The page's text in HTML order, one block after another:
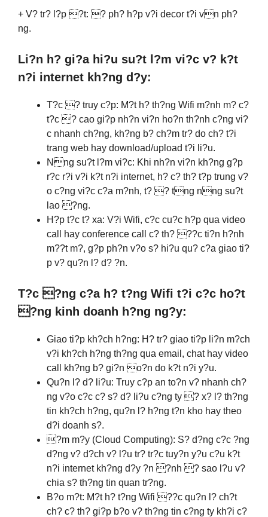
+ V? tr? l?p ?t: ? ph? h?p v?i decor t?i vn ph?
ng.
Li?n h? gi?a hi?u su?t l?m vi?c v? k?t
n?i internet kh?ng d?y:
T?c ? truy c?p: M?t h? th?ng Wifi m?nh m? c?
t?c ? cao gi?p nh?n vi?n ho?n th?nh c?ng vi?
c nhanh ch?ng, kh?ng b? ch?m tr? do ch? t?i
trang web hay download/upload t?i li?u.
Nng su?t l?m vi?c: Khi nh?n vi?n kh?ng g?p
r?c r?i v?i k?t n?i internet, h? c? th? t?p trung v?
o c?ng vi?c c?a m?nh, t? ? tng nng su?t
lao ?ng.
H?p t?c t? xa: V?i Wifi, c?c cu?c h?p qua video
call hay conference call c? th? ??c ti?n h?nh
m??t m?, g?p ph?n v?o s? hi?u qu? c?a giao ti?
p v? qu?n l? d? ?n.
T?c ?ng c?a h? t?ng Wifi t?i c?c ho?t
?ng kinh doanh h?ng ng?y:
Giao ti?p kh?ch h?ng: H? tr? giao ti?p li?n m?ch
v?i kh?ch h?ng th?ng qua email, chat hay video
call kh?ng b? gi?n o?n do k?t n?i y?u.
Qu?n l? d? li?u: Truy c?p an to?n v? nhanh ch?
ng v?o c?c c? s? d? li?u c?ng ty ? x? l? th?ng
tin kh?ch h?ng, qu?n l? h?ng t?n kho hay theo
d?i doanh s?.
?m m?y (Cloud Computing): S? d?ng c?c ?ng
d?ng v? d?ch v? l?u tr? tr?c tuy?n y?u c?u k?t
n?i internet kh?ng d?y ?n ?nh ? sao l?u v?
chia s? th?ng tin quan tr?ng.
B?o m?t: M?t h? t?ng Wifi ??c qu?n l? ch?t
ch? c? th? gi?p b?o v? th?ng tin c?ng ty kh?i c?